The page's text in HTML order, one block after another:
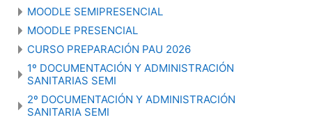
MOODLE SEMIPRESENCIAL
MOODLE PRESENCIAL
CURSO PREPARACIÓN PAU 2026
1º DOCUMENTACIÓN Y ADMINISTRACIÓN
SANITARIAS SEMI
2º DOCUMENTACIÓN Y ADMINISTRACIÓN
SANITARIA SEMI